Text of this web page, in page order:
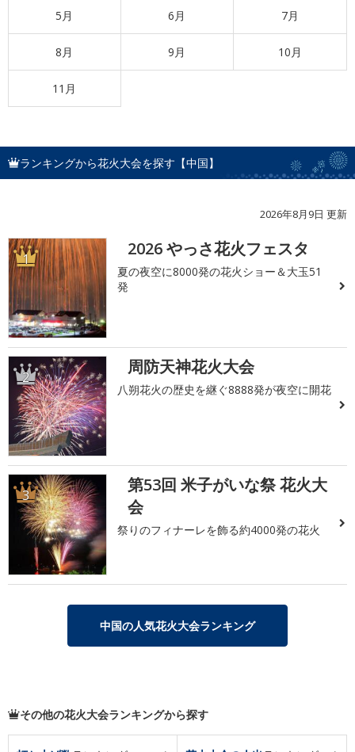
5月 6月 7月
8月 9月 10月
11月
ランキングから花火大会を探す【中国】
2026年8月9日 更新
1 2026 やっさ花火フェスタ
夏の夜空に8000発の花火ショー＆大玉51
発
2 周防天神花火大会
八朔花火の歴史を継ぐ8888発が夜空に開花
3
第53回 米子がいな祭 花火大
会
祭りのフィナーレを飾る約4000発の花火
中国の人気花火大会ランキング
その他の花火大会ランキングから探す